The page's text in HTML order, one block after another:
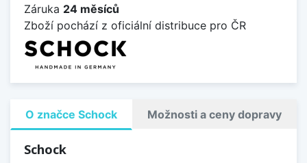
Záruka 24 měsíců
Zboží pochází z oficiální distribuce pro ČR
O značce Schock Možnosti a ceny dopravy
Schock